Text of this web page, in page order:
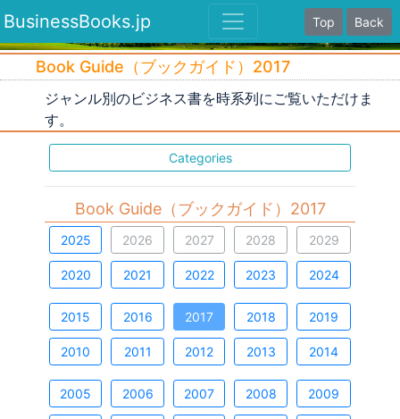
BusinessBooks.jp Top Back
Book Guide（ブックガイド）2017
ジャンル別のビジネス書を時系列にご覧いただけま
す。
Categories
Book Guide（ブックガイド）2017
2025 2026 2027 2028 2029
2020 2021 2022 2023 2024
2015 2016 2017 2018 2019
2010 2011 2012 2013 2014
2005 2006 2007 2008 2009